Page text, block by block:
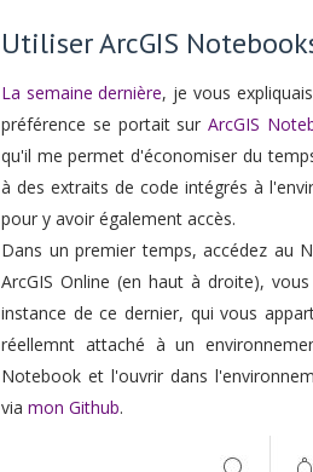
Utiliser ArcGIS
La semaine dernière, je vous
préférence se portait surArcGIS
qu'il me permet d'économiser du
à des extraits de code intégrés à
pour y avoir également accès.
Dans un premier temps, accédez au
ArcGIS Online (en haut à droite),
instance de ce dernier, qui vous
réellemnt attaché à un
Notebook et l'ouvrir dans
via mon Github.